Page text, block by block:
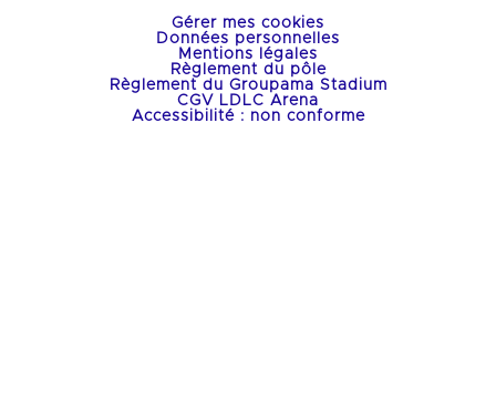
Gérer mes cookies
Données personnelles
Mentions légales
Règlement du pôle
Règlement du Groupama Stadium
CGV LDLC Arena
Accessibilité : non conforme